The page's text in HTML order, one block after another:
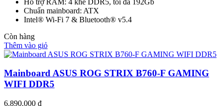
Chuẩn mainboard: ATX
Intel® Wi-Fi 7 & Bluetooth® v5.4
Còn hàng
Thêm vào giỏ
Mainboard ASUS ROG STRIX B760-F GAMING
WIFI DDR5
6.890.000 ₫